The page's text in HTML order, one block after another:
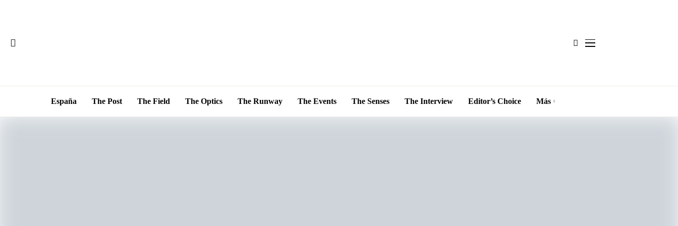
España The Post The Field The Optics The Runway The Events The Senses The Interview Editor’s Choice Más